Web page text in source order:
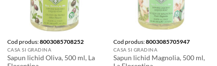
Cod produs:8003085708252
CASA SI GRADINA
Sapun lichid Oliva, 500 ml, La
Cod produs:8003085705947
CASA SI GRADINA
Sapun lichid Magnolia, 500 ml,